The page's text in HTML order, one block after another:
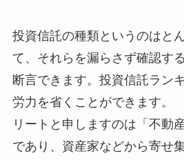
投資信託の種類というのはと
て、それらを漏らさず確認す
断言できます。投資信託ラン
労力を省くことができます。
リートと申しますのは「不動
であり、資産家などから寄せ